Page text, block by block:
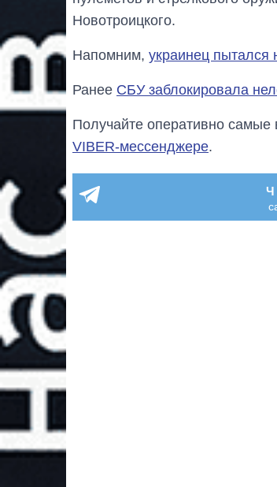
Новотроицкого.
Напомним, украинец
Ранее СБУ заблокировала
Получайте оперативно
VIBER-мессенджере.